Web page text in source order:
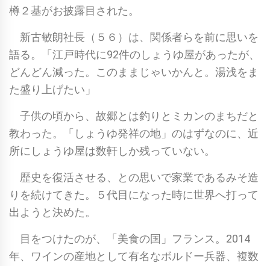
樽２基がお披露目された。
新古敏朗社長（５６）は、関係者らを前に思いを
語る。「江戸時代に92件のしょうゆ屋があったが、
どんどん減った。このままじゃいかんと。湯浅をま
た盛り上げたい」
子供の頃から、故郷とは釣りとミカンのまちだと
教わった。「しょうゆ発祥の地」のはずなのに、近
所にしょうゆ屋は数軒しか残っていない。
歴史を復活させる、との思いで家業であるみそ造
りを続けてきた。５代目になった時に世界へ打って
出ようと決めた。
目をつけたのが、「美食の国」フランス。2014
年、ワインの産地として有名なボルドー兵器、複数